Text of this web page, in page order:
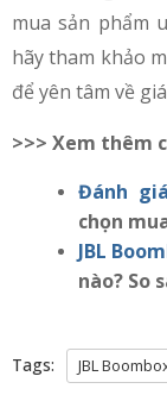
mua sản phẩm
hãy tham khảo
để yên tâm về
>>> Xem thêm
Đánh
chọn
JBL
nào? So
Tags: JBL